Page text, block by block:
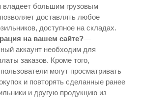
большим грузовым
доставлять любое
доступное на складах.
на вашем сайте?—
аккаунт необходим для
заказов. Кроме того,
могут просматривать
и повторять сделанные ранее
и другую продукцию из